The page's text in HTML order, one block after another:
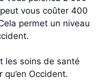
vous coûter 400
permet un niveau
les soins de santé
Occident.